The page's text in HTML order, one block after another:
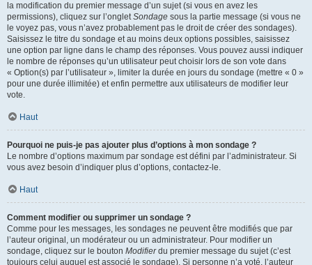
la modification du premier message d’un sujet (si vous en avez les
permissions), cliquez sur l’ongletSondage sous la partie message (si vous ne
le voyez pas, vous n’avez probablement pas le droit de créer des sondages).
Saisissez le titre du sondage et au moins deux options possibles, saisissez
une option par ligne dans le champ des réponses. Vous pouvez aussi indiquer
le nombre de réponses qu’un utilisateur peut choisir lors de son vote dans
« Option(s) par l’utilisateur », limiter la durée en jours du sondage (mettre « 0 »
pour une durée illimitée) et enfin permettre aux utilisateurs de modifier leur
vote.
Haut
Pourquoi ne puis-je pas ajouter plus d’options à mon sondage ?
Le nombre d’options maximum par sondage est défini par l’administrateur. Si
vous avez besoin d’indiquer plus d’options, contactez-le.
Haut
Comment modifier ou supprimer un sondage ?
Comme pour les messages, les sondages ne peuvent être modifiés que par
l’auteur original, un modérateur ou un administrateur. Pour modifier un
sondage, cliquez sur le bouton Modifierdu premier message du sujet (c’est
toujours celui auquel est associé le sondage). Si personne n’a voté, l’auteur